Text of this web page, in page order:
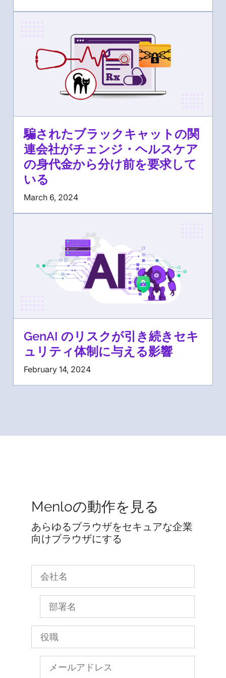
騙されたブラックキャットの関
連会社がチェンジ・ヘルスケア
の身代金から分け前を要求して
いる
March 6, 2024
GenAI のリスクが引き続きセキ
ュリティ体制に与える影響
February 14, 2024
Menloの動作を見る
あらゆるブラウザをセキュアな企業
向けブラウザにする